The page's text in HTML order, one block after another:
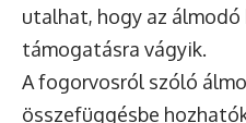
utalhat, hogy az
támogatásra vágyik.
A fogorvosról szóló
összefüggésbe